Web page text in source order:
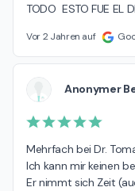
TODO  ESTO FUE
Vor 2 Jahren auf
Anonymer
Mehrfach bei Dr.
Ich kann mir keinen
Er nimmt sich Zeit